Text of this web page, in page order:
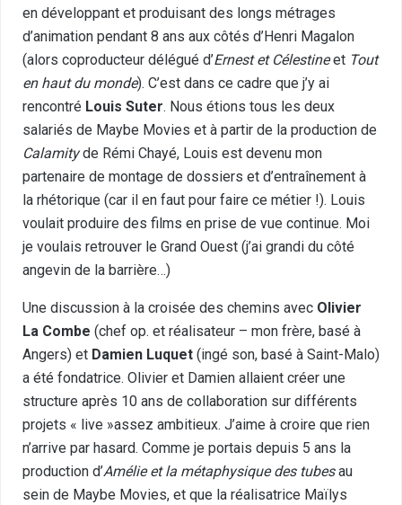
en développant et produisant des longs métrages
d’animation pendant 8 ans aux côtés d’Henri Magalon
(alors coproducteur délégué d’Ernest et Célestineet Tout
en haut du monde). C’est dans ce cadre que j’y ai
rencontré Louis Suter. Nous étions tous les deux
salariés de Maybe Movies et à partir de la production de
Calamityde Rémi Chayé, Louis est devenu mon
partenaire de montage de dossiers et d’entraînement à
la rhétorique (car il en faut pour faire ce métier !). Louis
voulait produire des films en prise de vue continue. Moi
je voulais retrouver le Grand Ouest (j’ai grandi du côté
angevin de la barrière…)
Une discussion à la croisée des chemins avec Olivier
La Combe (chef op. et réalisateur – mon frère, basé à
Angers) et Damien Luquet (ingé son, basé à Saint-Malo)
a été fondatrice. Olivier et Damien allaient créer une
structure après 10 ans de collaboration sur différents
projets « live »assez ambitieux. J’aime à croire que rien
n’arrive par hasard. Comme je portais depuis 5 ans la
production d’Amélie et la métaphysique des tubesau
sein de Maybe Movies, et que la réalisatrice Maïlys